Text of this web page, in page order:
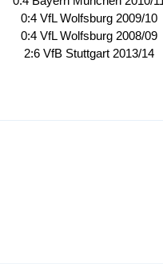
0:4 VfL Wolfsburg 2009/10
0:4 VfL Wolfsburg 2008/09
2:6 VfB Stuttgart 2013/14